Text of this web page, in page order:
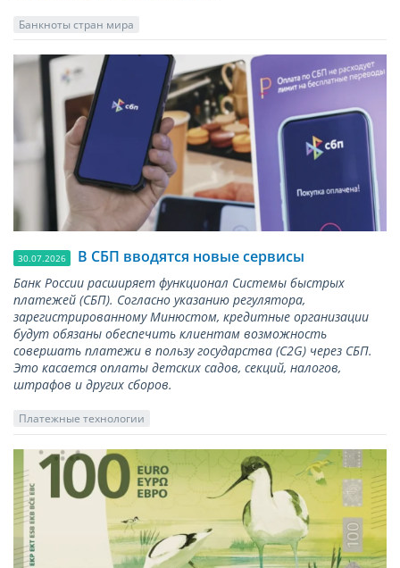
Банкноты стран мира
30.07.2026 В СБП вводятся новые сервисы
Банк России расширяет функционал Системы быстрых
платежей (СБП). Согласно указанию регулятора,
зарегистрированному Минюстом, кредитные организации
будут обязаны обеспечить клиентам возможность
совершать платежи в пользу государства (С2G) через СБП.
Это касается оплаты детских садов, секций, налогов,
штрафов и других сборов.
Платежные технологии